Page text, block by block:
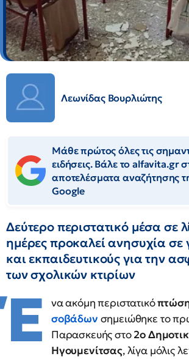
Λεωνίδας Βουρλιώτης
Μάθε πρώτος όλες τις
ειδήσεις. Βάλε το alfavita.gr
αποτελέσματα αναζήτησης
Google
Δεύτερο περιστατικό μέσα σε
ημέρες προκαλεί ανησυχία σε
και εκπαιδευτικούς για την
των σχολικών κτιρίων
Έ να ακόμη περιστατικό
σοβάδων σημειώθηκε το
Παρασκευής στο2ο
Ηγουμενίτσας, λίγα μόλις